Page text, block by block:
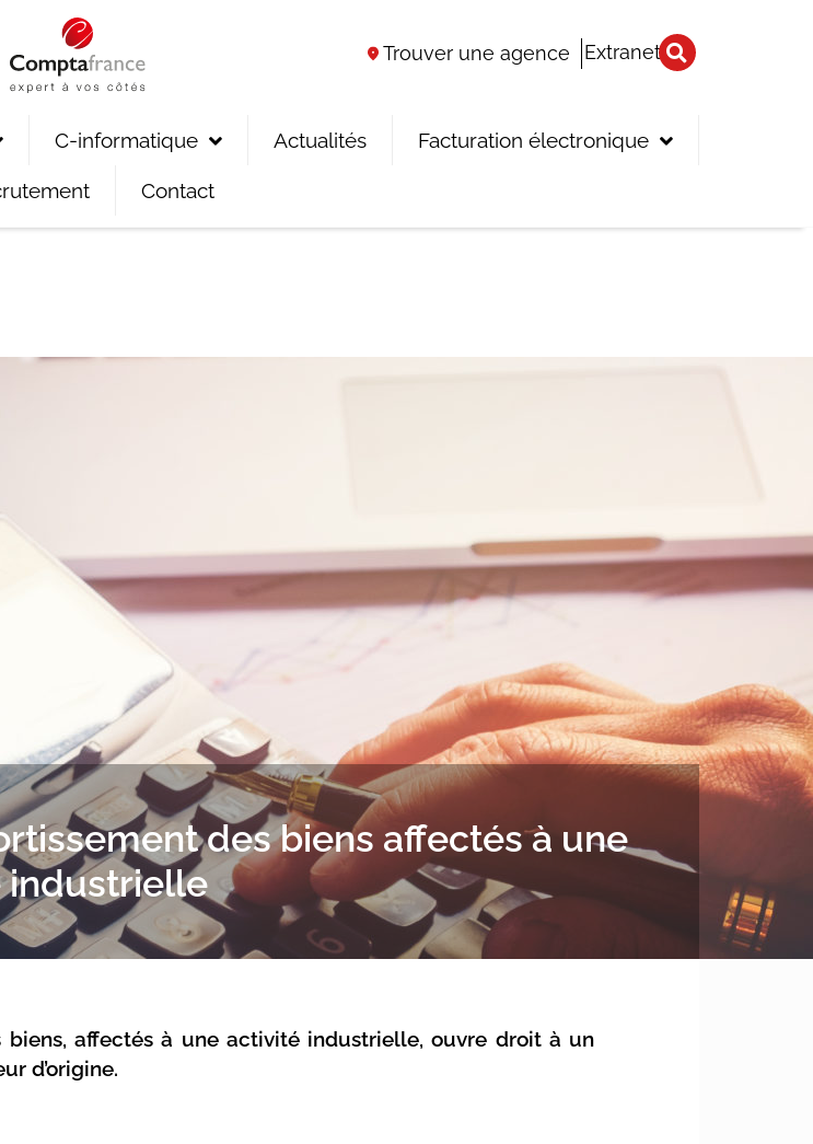
Trouver une agence Extranet
C-informatique Actualités Facturation électronique
Contact
des biens affectés à une
industrielle
biens, affectés à une activité industrielle, ouvre droit à un
d’origine.